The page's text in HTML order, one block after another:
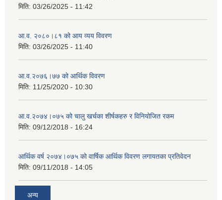
मिति: 03/26/2025 - 11:42
आ.व. २०८०।८१ को आय व्यय विवरण
मिति: 03/26/2025 - 11:40
आ.व.२०७६।७७ को आर्थिक विवरण
मिति: 11/25/2020 - 10:30
आ.व.२०७४।०७५ को चालु खर्चका शीर्षकहरु र विनियोजित रकम
मिति: 09/12/2018 - 16:24
आर्थिक वर्ष २०७४।०७५ को वार्षिक आर्थिक विवरण लगायतका प्रतिवेदन
मिति: 09/11/2018 - 14:05
अन्य